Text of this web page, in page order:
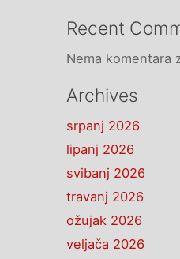
Recent
Nema komentara
Archives
srpanj 2026
lipanj 2026
svibanj 2026
travanj 2026
ožujak 2026
veljača 2026